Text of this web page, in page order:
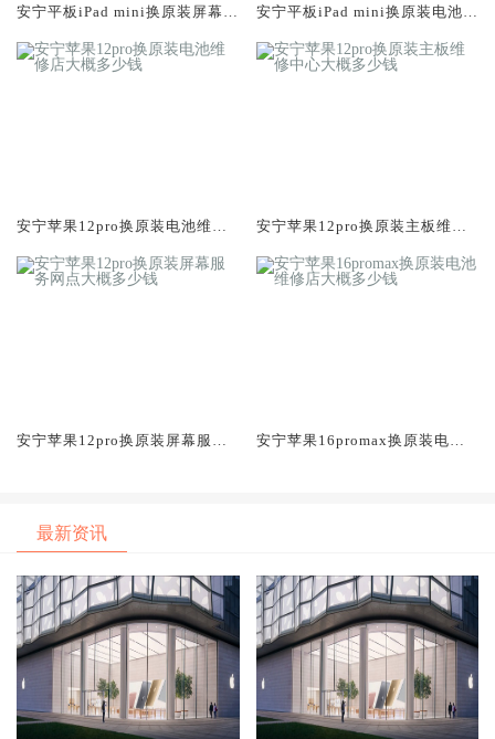
安宁平板iPad mini换原装屏幕服
安宁平板iPad mini换原装电池维
安宁苹果12pro换原装电池维修
安宁苹果12pro换原装主板维修
安宁苹果12pro换原装屏幕服务
安宁苹果16promax换原装电池
最新资讯